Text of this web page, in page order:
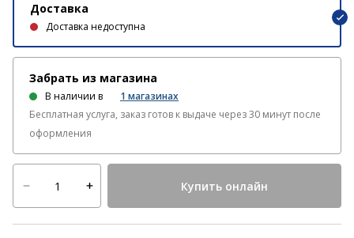
Доставка
Доставка недоступна
Забрать из магазина
В наличии в 1 магазинах
Бесплатная услуга, заказ готов к выдаче через 30 минут после
оформления
Купить онлайн